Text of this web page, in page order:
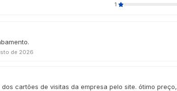
1
de 2026
cartões de visitas da empresa pelo site. ótimo preço,